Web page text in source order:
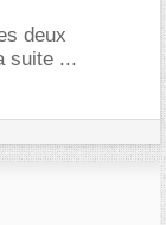
deux
suite ...